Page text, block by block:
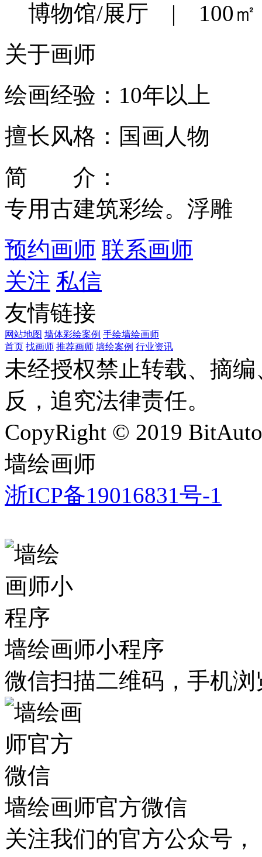
博物馆/展厅 | 100
关于画师
绘画经验：10年以上
擅长风格：国画人物
简 介：
专用古建筑彩绘。浮雕
预约画师 联系画师
关注 私信
友情链接
网站地图 墙体彩绘案例 手绘墙绘画师
首页 找画师 推荐画师 墙绘案例 行业资讯
未经授权禁止转载、摘
反，追究法律责任。
CopyRight © 2019
墙绘画师
浙ICP备19016831号-1
墙绘画师小程序
微信扫描二维码，手机
墙绘画师官方微信
关注我们的官方公众号，